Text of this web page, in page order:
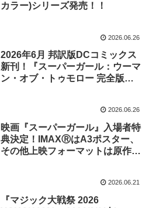
カラー)シリーズ発売！！
2026.06.26
2026年6月 邦訳版DCコミックス
新刊！『スーパーガール：ウーマ
ン・オブ・トゥモロー 完全版
2026.06.26
映画『スーパーガール』入場者特
典決定！IMAXⓇはA3ポスター、
その他上映フォーマットは原作第
2026.06.21
『マジック大戦祭 2026